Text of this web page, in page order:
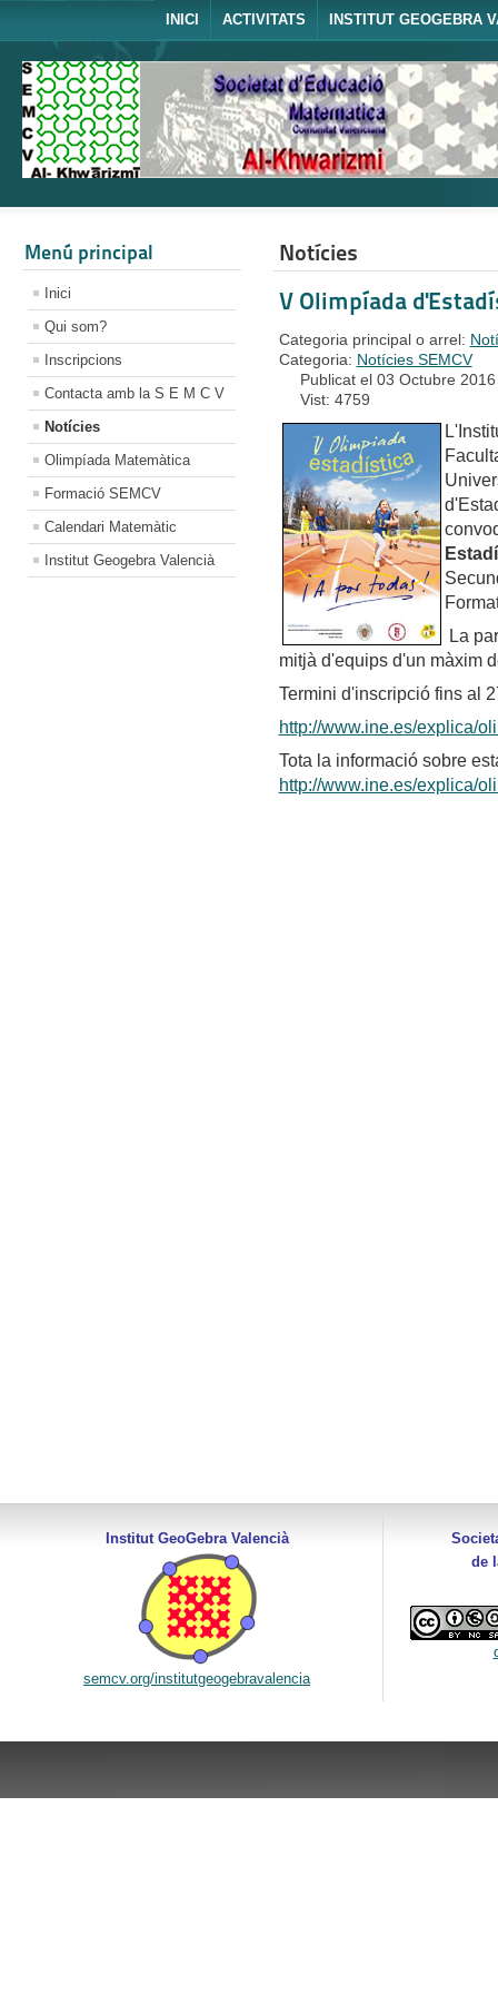
INICI ACTIVITATS INSTITUT GEOGEBRA
Menú principal
Inici
Qui som?
Inscripcions
Contacta amb la S E M C V
Notícies
Olimpíada Matemàtica
Formació SEMCV
Calendari Matemàtic
Institut Geogebra Valencià
Notícies
V Olimpíada
Categoria principal o arrel:
Categoria: Notícies SEMCV
Publicat el 03 Octubre 2016
Vist: 4759
La
mitjà d'equips d'un màxim
Termini d'inscripció fins al
http://www.ine.es/explica/
Tota la informació sobre
http://www.ine.es/explica/
Institut GeoGebra Valencià
semcv.org/institutgeogebravalencia
de